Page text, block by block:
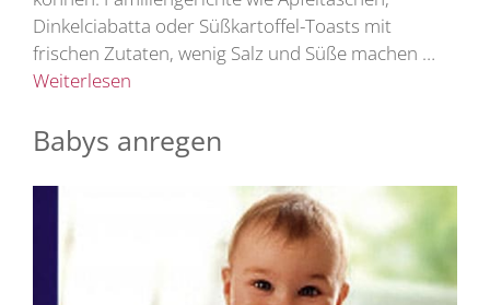
Dinkelciabatta oder Süßkartoffel-Toasts mit
frischen Zutaten, wenig Salz und Süße machen …
Weiterlesen
Babys anregen